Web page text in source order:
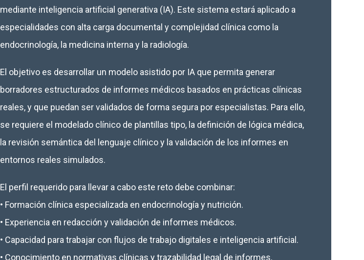
mediante inteligencia artificial generativa (IA). Este sistema estará aplicado a
especialidades con alta carga documental y complejidad clínica como la
endocrinología, la medicina interna y la radiología.
El objetivo es desarrollar un modelo asistido por IA que permita generar
borradores estructurados de informes médicos basados en prácticas clínicas
reales, y que puedan ser validados de forma segura por especialistas. Para ello,
se requiere el modelado clínico de plantillas tipo, la definición de lógica médica,
la revisión semántica del lenguaje clínico y la validación de los informes en
entornos reales simulados.
El perfil requerido para llevar a cabo este reto debe combinar:
• Formación clínica especializada en endocrinología y nutrición.
• Experiencia en redacción y validación de informes médicos.
• Capacidad para trabajar con flujos de trabajo digitales e inteligencia artificial.
• Conocimiento en normativas clínicas y trazabilidad legal de informes.